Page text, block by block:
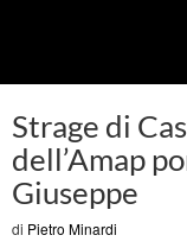
Strage di
dell’Amap
Giuseppe
di Pietro Minardi